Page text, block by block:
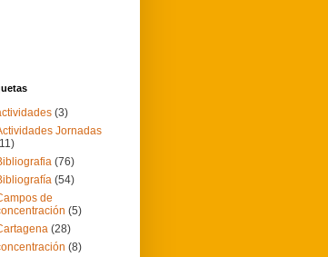
(3)
Jornadas
(76)
(54)
de
(5)
(28)
(8)